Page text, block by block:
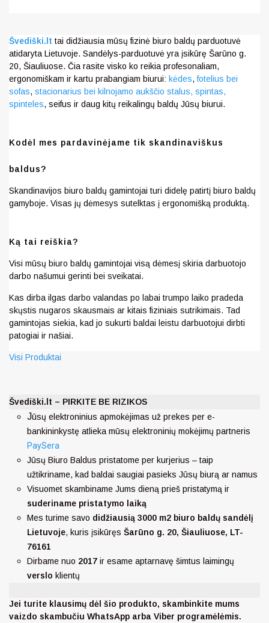
Švediški.lt tai didžiausia mūsų fizinė biuro baldų parduotuvė
atidaryta Lietuvoje. Sandėlys-parduotuvė yra įsikūrę Šarūno g.
20, Šiauliuose. Čia rasite visko ko reikia profesonaliam,
ergonomiškam ir kartu prabangiam biurui: kėdes,fotelius bei
sofas, stacionarius bei kilnojamo aukščio stalus, spintas,
spinteles, seifus ir daug kitų reikalingų baldų Jūsų biurui.
Kodėl mes pardavinėjame tik skandinaviškus
baldus?
Skandinavijos biuro baldų gamintojai turi didelę patirtį biuro baldų
gamyboje. Visas jų dėmesys sutelktas į ergonomišką produktą.
Ką tai reiškia?
Visi mūsų biuro baldų gamintojai visą dėmesį skiria darbuotojo
darbo našumui gerinti bei sveikatai.
Kas dirba ilgas darbo valandas po labai trumpo laiko pradeda
skųstis nugaros skausmais ar kitais fiziniais sutrikimais. Tad
gamintojas siekia, kad jo sukurti baldai leistu darbuotojui dirbti
patogiai ir našiai.
Visi Produktai
Švediški.lt – PIRKITE BE RIZIKOS
Jūsų elektroninius apmokėjimas už prekes per e-
bankininkystę atlieka mūsų elektroninių mokėjimų partneris
PaySera
Jūsų Biuro Baldus pristatome per kurjerius – taip
užtikriname, kad baldai saugiai pasieks Jūsų biurą ar namus
Visuomet skambiname Jums dieną prieš pristatymą ir
suderiname pristatymo laiką
Mes turime savo didžiausią 3000 m2 biuro baldų sandėlį
Lietuvoje, kuris įsikūręs Šarūno g. 20, Šiauliuose, LT-
76161
Dirbame nuo 2017 ir esame aptarnavę šimtus laimingų
verslo klientų
Jei turite klausimų dėl šio produkto, skambinkite mums
vaizdo skambučiu WhatsApp arba Viber programėlėmis.